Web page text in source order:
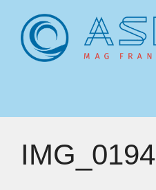
contenu
IMG_0194